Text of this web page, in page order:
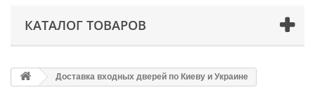
КАТАЛОГ ТОВАРОВ
Доставка входных дверей по Киеву и Украине